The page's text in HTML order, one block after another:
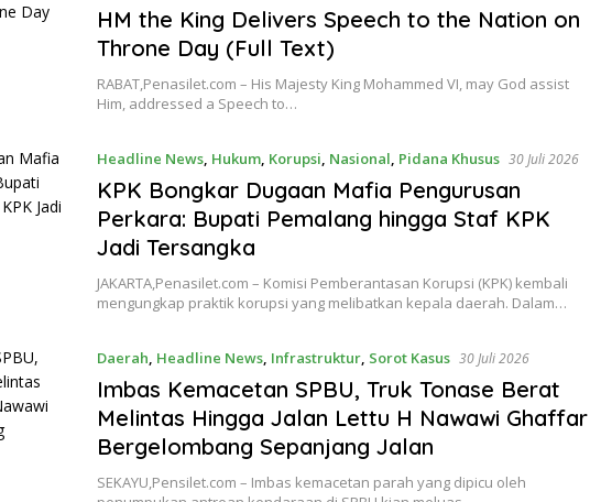
HM the King Delivers Speech to the Nation on
Throne Day (Full Text)
RABAT,Penasilet.com – His Majesty King Mohammed VI, may God assist
Him, addressed a Speech to…
Headline News, Hukum, Korupsi, Nasional, Pidana Khusus 30 Juli 2026
KPK Bongkar Dugaan Mafia Pengurusan
Perkara: Bupati Pemalang hingga Staf KPK
Jadi Tersangka
JAKARTA,Penasilet.com – Komisi Pemberantasan Korupsi (KPK) kembali
mengungkap praktik korupsi yang melibatkan kepala daerah. Dalam…
Daerah, Headline News, Infrastruktur, Sorot Kasus 30 Juli 2026
Imbas Kemacetan SPBU, Truk Tonase Berat
Melintas Hingga Jalan Lettu H Nawawi Ghaffar
Bergelombang Sepanjang Jalan
SEKAYU,Pensilet.com – Imbas kemacetan parah yang dipicu oleh